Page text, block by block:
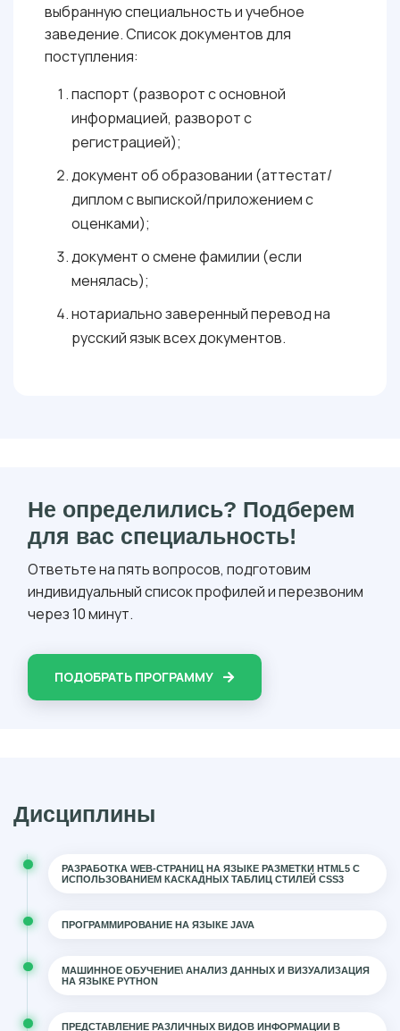
выбранную специальность и учебное
заведение. Список документов для
поступления:
паспорт (разворот с основной
информацией, разворот с
регистрацией);
документ об образовании (аттестат/
диплом с выпиской/приложением с
оценками);
документ о смене фамилии (если
менялась);
нотариально заверенный перевод на
русский язык всех документов.
Не определились? Подберем
для вас специальность!
Ответьте на пять вопросов, подготовим
индивидуальный список профилей и перезвоним
через 10 минут.
ПОДОБРАТЬ ПРОГРАММУ
Дисциплины
РАЗРАБОТКА WEB-СТРАНИЦ НА ЯЗЫКЕ РАЗМЕТКИ HTML5 С
ИСПОЛЬЗОВАНИЕМ КАСКАДНЫХ ТАБЛИЦ СТИЛЕЙ CSS3
ПРОГРАММИРОВАНИЕ НА ЯЗЫКЕ JAVA
МАШИННОЕ ОБУЧЕНИЕ\ АНАЛИЗ ДАННЫХ И ВИЗУАЛИЗАЦИЯ
НА ЯЗЫКЕ PYTHON
ПРЕДСТАВЛЕНИЕ РАЗЛИЧНЫХ ВИДОВ ИНФОРМАЦИИ В